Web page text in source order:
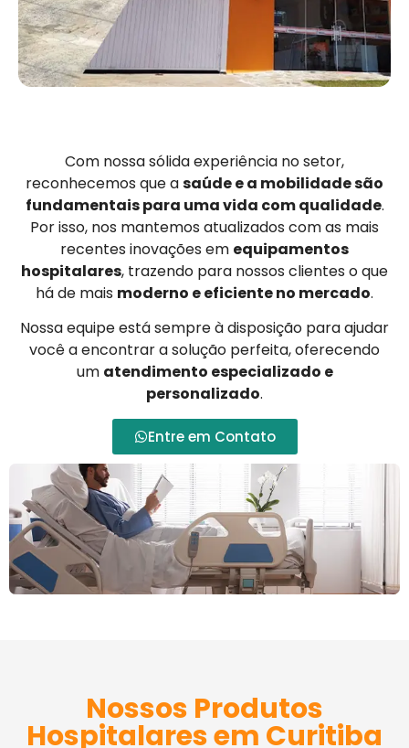
Com nossa sólida experiência no setor,
reconhecemos que asaúde e a mobilidade são
fundamentais para uma vida com qualidade.
Por isso, nos mantemos atualizados com as mais
recentes inovações em equipamentos
hospitalares, trazendo para nossos clientes o que
há de mais moderno e eficiente no mercado.
Nossa equipe está sempre à disposição para ajudar
você a encontrar a solução perfeita, oferecendo
um atendimento especializado e
personalizado.
Entre em Contato
Nossos Produtos
Hospitalares em Curitiba